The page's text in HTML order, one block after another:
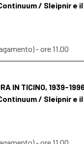
/ Sleipnir e il
- ore 11.00
IN TICINO, 1939-
/ Sleipnir e il